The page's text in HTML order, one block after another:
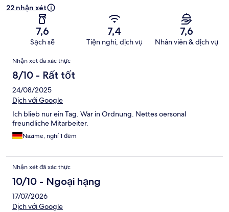
22 nhận xét
7,6
Sạch sẽ
7,4
Tiện nghi, dịch vụ
7,6
Nhân viên & dịch vụ
Nhận
xét
Nhận xét đã xác thực
8/10 - Rất tốt
24/08/2025
Dịch với Google
Ich blieb nur ein Tag. War in Ordnung. Nettes oersonal
freundliche Mitarbeiter.
Nazime, nghỉ 1 đêm
Nhận xét đã xác thực
10/10 - Ngoại hạng
17/07/2026
Dịch với Google